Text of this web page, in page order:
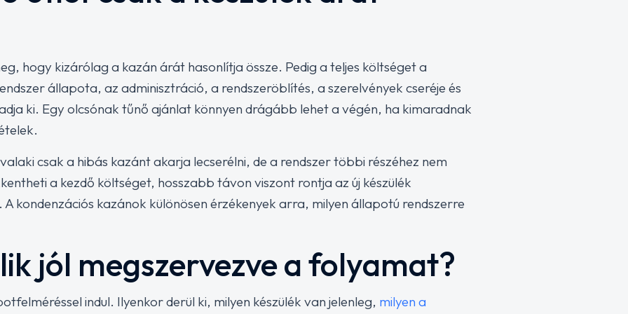
hogy kizárólag a kazán árát hasonlítja össze. Pedig a teljes költséget a
állapota, az adminisztráció, a rendszeröblítés, a szerelvények cseréje és
ki. Egy olcsónak tűnő ajánlat könnyen drágább lehet a végén, ha kimaradnak
csak a hibás kazánt akarja lecserélni, de a rendszer többi részéhez nem
a kezdő költséget, hosszabb távon viszont rontja az új készülék
kondenzációs kazánok különösen érzékenyek arra, milyen állapotú rendszerre
jól megszervezve a folyamat?
indul. Ilyenkor derül ki, milyen készülék van jelenleg, milyen a